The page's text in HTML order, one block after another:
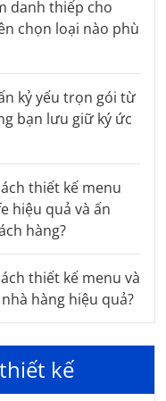
danh thiếp cho
chọn loại nào phù
kỷ yếu trọn gói từ
bạn lưu giữ ký ức
thiết kế menu
hiệu quả và ấn
hàng?
thiết kế menu và
hàng hiệu quả?
kế